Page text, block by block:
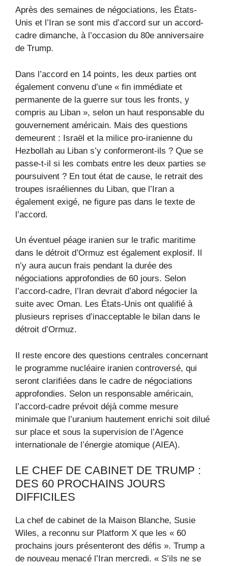
Après des semaines de négociations, les États-
Unis et l’Iran se sont mis d’accord sur un accord-
cadre dimanche, à l’occasion du 80e anniversaire
de Trump.
Dans l’accord en 14 points, les deux parties ont
également convenu d’une « fin immédiate et
permanente de la guerre sur tous les fronts, y
compris au Liban », selon un haut responsable du
gouvernement américain. Mais des questions
demeurent : Israël et la milice pro-iranienne du
Hezbollah au Liban s’y conformeront-ils ? Que se
passe-t-il si les combats entre les deux parties se
poursuivent ? En tout état de cause, le retrait des
troupes israéliennes du Liban, que l’Iran a
également exigé, ne figure pas dans le texte de
l’accord.
Un éventuel péage iranien sur le trafic maritime
dans le détroit d’Ormuz est également explosif. Il
n’y aura aucun frais pendant la durée des
négociations approfondies de 60 jours. Selon
l’accord-cadre, l’Iran devrait d’abord négocier la
suite avec Oman. Les États-Unis ont qualifié à
plusieurs reprises d’inacceptable le bilan dans le
détroit d’Ormuz.
Il reste encore des questions centrales concernant
le programme nucléaire iranien controversé, qui
seront clarifiées dans le cadre de négociations
approfondies. Selon un responsable américain,
l’accord-cadre prévoit déjà comme mesure
minimale que l’uranium hautement enrichi soit dilué
sur place et sous la supervision de l’Agence
internationale de l’énergie atomique (AIEA).
LE CHEF DE CABINET DE TRUMP :
DES 60 PROCHAINS JOURS
DIFFICILES
La chef de cabinet de la Maison Blanche, Susie
Wiles, a reconnu sur Platform X que les « 60
prochains jours présenteront des défis ». Trump a
de nouveau menacé l’Iran mercredi. « S’ils ne se